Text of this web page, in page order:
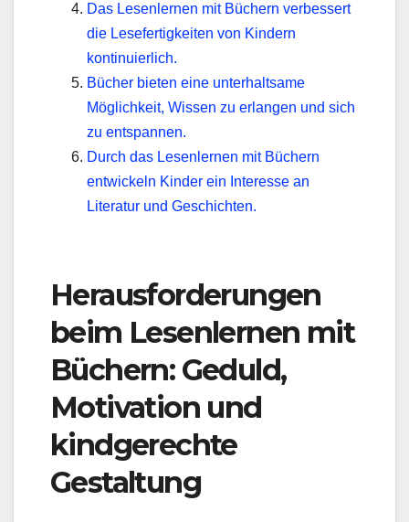
Das Lesenlernen mit Büchern verbessert
die Lesefertigkeiten von Kindern
kontinuierlich.
Bücher bieten eine unterhaltsame
Möglichkeit, Wissen zu erlangen und sich
zu entspannen.
Durch das Lesenlernen mit Büchern
entwickeln Kinder ein Interesse an
Literatur und Geschichten.
Herausforderungen
beim Lesenlernen mit
Büchern: Geduld,
Motivation und
kindgerechte
Gestaltung